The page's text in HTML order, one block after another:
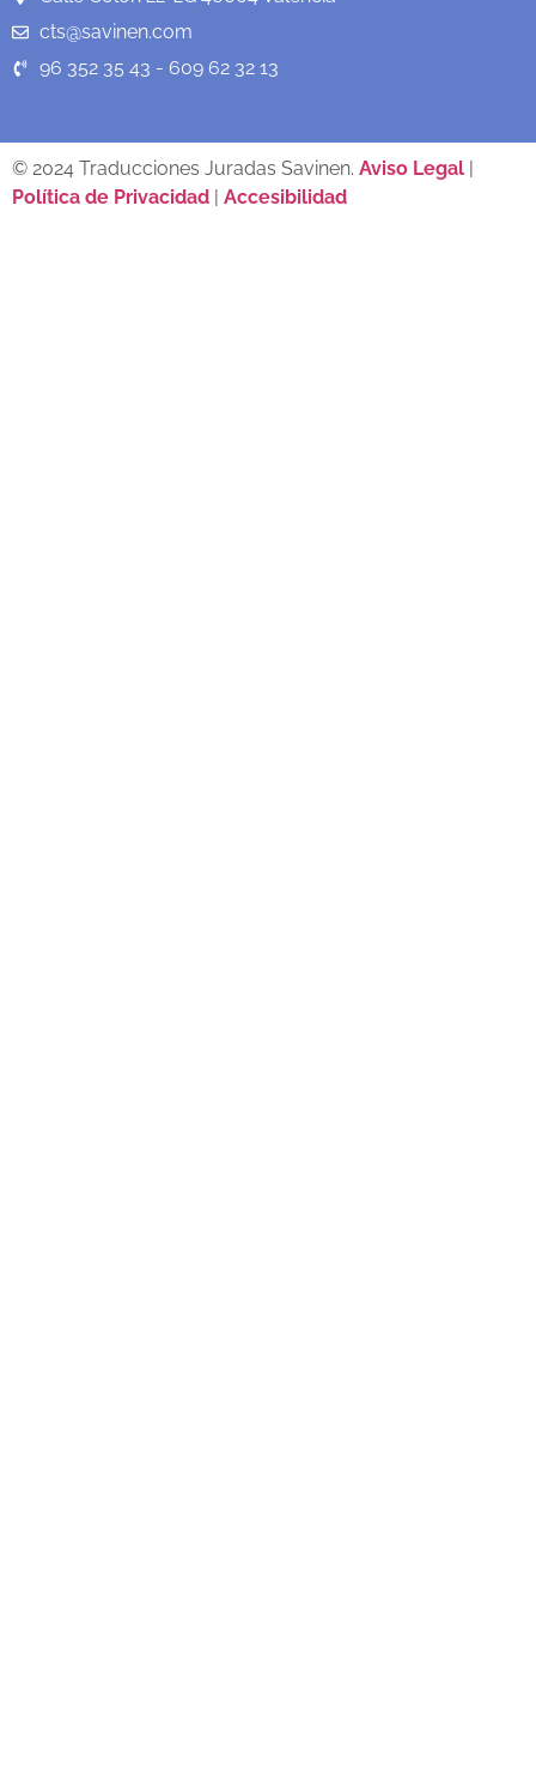
cts@savinen.com
96 352 35 43 - 609 62 32 13
© 2024 Traducciones Juradas Savinen. Aviso Legal |
Política de Privacidad | Accesibilidad